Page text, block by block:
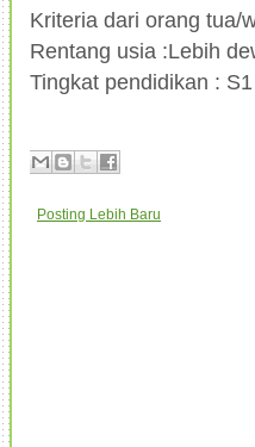
Kriteria dari orang tua/
Rentang usia :Lebih
Tingkat pendidikan : S1
Posting Lebih Baru